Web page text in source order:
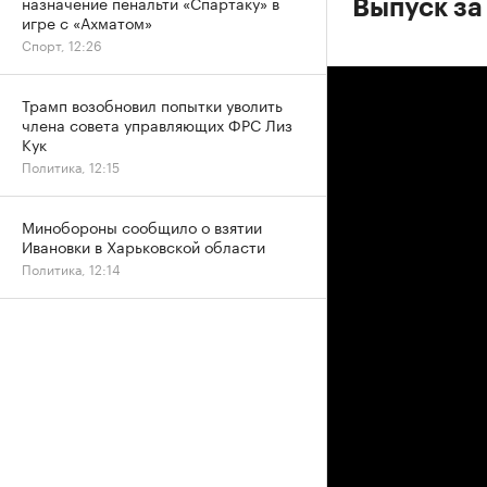
Выпуск
игре с «Ахматом»
Спорт, 12:26
Трамп возобновил попытки уволить
члена совета управляющих ФРС Лиз
Кук
Политика, 12:15
Минобороны сообщило о взятии
Ивановки в Харьковской области
Политика, 12:14